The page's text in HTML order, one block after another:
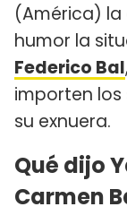
(América)
humor la
Federico Bal
importen
su exnuera.
Qué dijo
Carmen